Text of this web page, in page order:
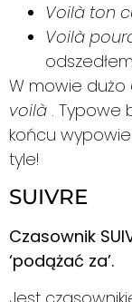
Voilà ton
Voilà
W mowie dużo
voilà . Typowe
końcu
tyle!
SUIVRE
Czasownik
‘podążać za’.